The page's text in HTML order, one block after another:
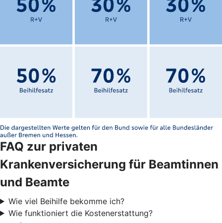
FAQ zur privaten
Krankenversicherung für Beamtinnen
und Beamte
Wie viel Beihilfe bekomme ich?
Wie funktioniert die Kostenerstattung?